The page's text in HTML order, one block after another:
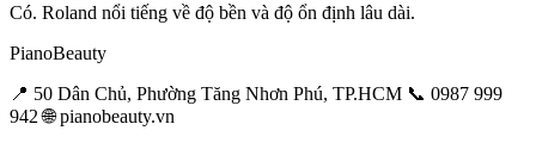
Có. Roland nổi tiếng về độ bền và độ ổn định lâu dài.
PianoBeauty
📍 50 Dân Chủ, Phường Tăng Nhơn Phú, TP.HCM 📞 0987 999
942 🌐 pianobeauty.vn